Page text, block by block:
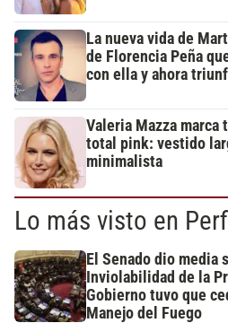
La nueva vida de
de Florencia Peña
con ella y ahora
Valeria Mazza marca
total pink: vestido
minimalista
Lo más visto en
El Senado dio media
Inviolabilidad de la
Gobierno tuvo que
Manejo del Fuego